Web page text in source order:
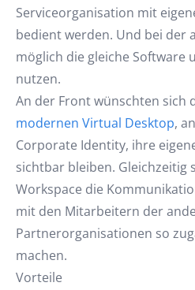
Serviceorganisation mit
bedient werden. Und bei der
möglich die gleiche Software
nutzen.
An der Front wünschten sich
modernen Virtual Desktop,
Corporate Identity, ihre
sichtbar bleiben. Gleichzeitig
Workspace die
mit den Mitarbeitern der
Partnerorganisationen so
machen.
Vorteile